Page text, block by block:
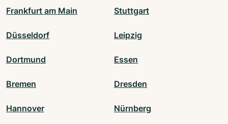
Frankfurt am Main Stuttgart
Düsseldorf Leipzig
Dortmund Essen
Bremen Dresden
Hannover Nürnberg